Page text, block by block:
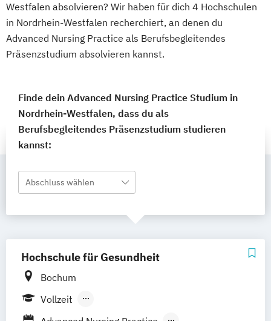
Westfalen absolvieren? Wir haben für dich 4 Hochschulen
in Nordrhein-Westfalen recherchiert, an denen du
Advanced Nursing Practice als Berufsbegleitendes
Präsenzstudium absolvieren kannst.
Finde dein Advanced Nursing Practice Studium in
Nordrhein-Westfalen, dass du als
Berufsbegleitendes Präsenzstudium studieren
kannst:
Abschluss wählen
Hochschule für Gesundheit
Bochum
Vollzeit
Berufsbegleitender Präsenzlehrgang